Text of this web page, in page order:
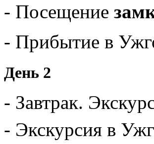
- Посещение
- Прибытие в
День 2
- Завтрак.
- Экскурсия в